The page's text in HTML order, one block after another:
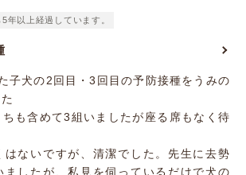
年以上経過しています。
子犬の2回目・3回目の予防接種をうみの
も含めて3組いましたが座る席もなく待
はないですが、清潔でした。先生に去勢
ましたが、私見を伺っているだけで犬の